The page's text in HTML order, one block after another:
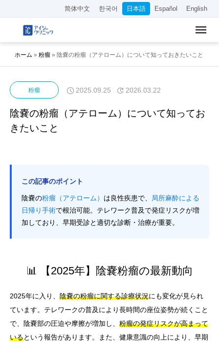
简体中文 한국어 日本語 Español English
ホーム » 粉瘤 » 陰嚢の粉瘤（アテローム）について知っておきたいこと
粉瘤 2025.09.25 2026.03.22
陰嚢の粉瘤（アテローム）について知ってお
きたいこと
この記事のポイント
陰嚢の粉瘤（アテローム） は良性疾患で、
局所麻酔による
日帰り手術で根治可能。テレワーク普及で発症リスクが増
加しており、早期受診と適切な診断・治療が重要。
📊 【2025年】陰嚢粉瘤の最新動向
2025年に入り、 陰嚢の粉瘤に関する診療状況にも変化が見られ
ています。テレワークの普及により長時間の座位姿勢が続くこと
で、陰嚢部の圧迫や摩擦が増加し、 粉瘤の発症リスクが高まって
いるという報告があります。また、健康意識の向上により、早期